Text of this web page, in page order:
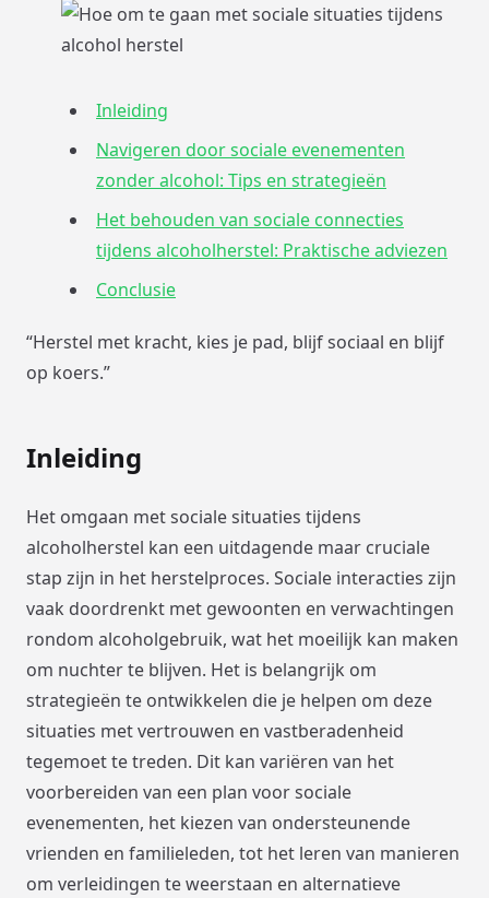
Inleiding
Navigeren door sociale evenementen
zonder alcohol: Tips en strategieën
Het behouden van sociale connecties
tijdens alcoholherstel: Praktische adviezen
Conclusie
“Herstel met kracht, kies je pad, blijf sociaal en blijf
op koers.”
Inleiding
Het omgaan met sociale situaties tijdens
alcoholherstel kan een uitdagende maar cruciale
stap zijn in het herstelproces. Sociale interacties zijn
vaak doordrenkt met gewoonten en verwachtingen
rondom alcoholgebruik, wat het moeilijk kan maken
om nuchter te blijven. Het is belangrijk om
strategieën te ontwikkelen die je helpen om deze
situaties met vertrouwen en vastberadenheid
tegemoet te treden. Dit kan variëren van het
voorbereiden van een plan voor sociale
evenementen, het kiezen van ondersteunende
vrienden en familieleden, tot het leren van manieren
om verleidingen te weerstaan en alternatieve